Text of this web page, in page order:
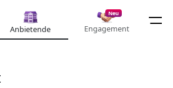
Anbietende
Neu
Engagement